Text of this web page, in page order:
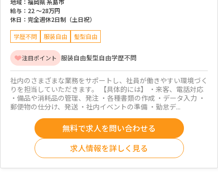
地域： 福岡県 糸島市
給与： 22 ～28万円
休日： 完全週休2日制（土日祝）
学歴不問 服装自由 髪型自由
注目ポイント 服装自由髪型自由学歴不問
社内のさまざまな業務をサポートし、社員が働きやすい環境づく
りを担当していただきます。 【具体的には】 ・来客、電話対応
・備品や消耗品の管理、発注 ・各種書類の作成 ・データ入力 ・
郵便物の仕分け、発送 ・社内イベントの準備 ・勤怠デ...
無料で求人を問い合わせる
求人情報を詳しく見る